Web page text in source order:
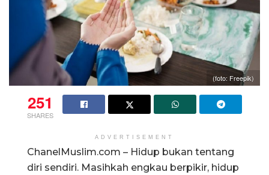
(foto: Freepik)
251
SHARES
ADVERTISEMENT
ChanelMuslim.com – Hidup bukan tentang
diri sendiri. Masihkah engkau berpikir, hidup